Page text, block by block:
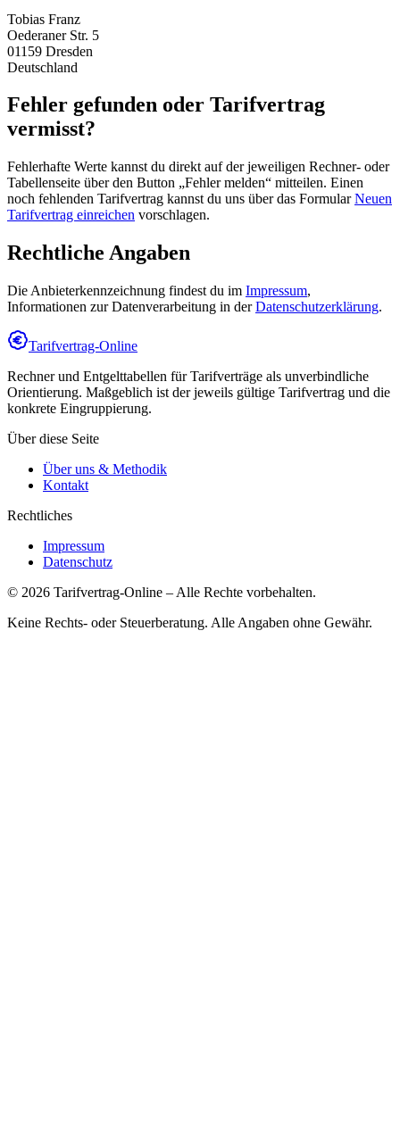
Tobias Franz
Oederaner Str. 5
01159 Dresden
Deutschland
Fehler gefunden oder Tarifvertrag
vermisst?
Fehlerhafte Werte kannst du direkt auf der jeweiligen Rechner- oder
Tabellenseite über den Button „Fehler melden“ mitteilen. Einen
noch fehlenden Tarifvertrag kannst du uns über das Formular Neuen
Tarifvertrag einreichen vorschlagen.
Rechtliche Angaben
Die Anbieterkennzeichnung findest du im Impressum,
Informationen zur Datenverarbeitung in der Datenschutzerklärung.
Tarifvertrag-Online
Rechner und Entgelttabellen für Tarifverträge als unverbindliche
Orientierung. Maßgeblich ist der jeweils gültige Tarifvertrag und die
konkrete Eingruppierung.
Über diese Seite
Über uns & Methodik
Kontakt
Rechtliches
Impressum
Datenschutz
© 2026 Tarifvertrag-Online – Alle Rechte vorbehalten.
Keine Rechts- oder Steuerberatung. Alle Angaben ohne Gewähr.